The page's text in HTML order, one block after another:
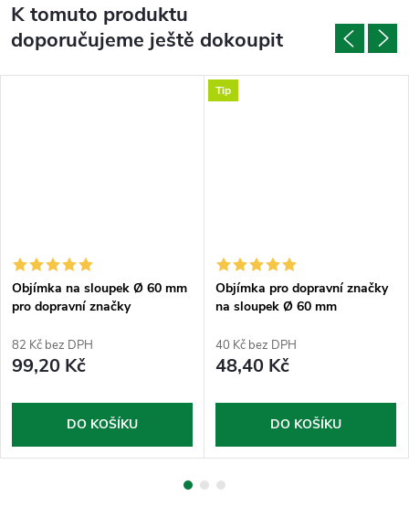
K tomuto produktu
doporučujeme ještě dokoupit
Objímka na sloupek Ø 60 mm
pro dopravní značky
82 Kč bez DPH
99,20 Kč
DO KOŠÍKU
Tip
Objímka pro dopravní značky
na sloupek Ø 60 mm
40 Kč bez DPH
48,40 Kč
DO KOŠÍKU